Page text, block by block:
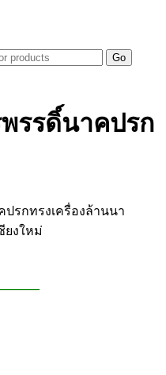
Go
รรดิ์นาคปรก
รกทรงเครื่องล้านนา
ยงใหม่